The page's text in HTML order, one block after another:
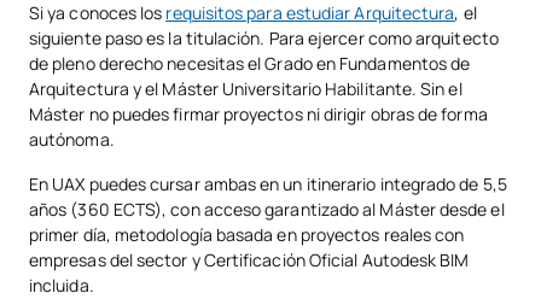
Si ya conoces los requisitos para estudiar Arquitectura, el
siguiente paso es la titulación. Para ejercer como arquitecto
de pleno derecho necesitas el Grado en Fundamentos de
Arquitectura y el Máster Universitario Habilitante. Sin el
Máster no puedes firmar proyectos ni dirigir obras de forma
autónoma.
En UAX puedes cursar ambas en un itinerario integrado de 5,5
años (360 ECTS), con acceso garantizado al Máster desde el
primer día, metodología basada en proyectos reales con
empresas del sector y Certificación Oficial Autodesk BIM
incluida.